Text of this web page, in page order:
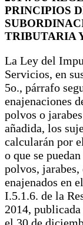
PRINCIPIOS
TRIBUTARIA
La Ley del
Servicios, en
5o., párrafo
enajenaciones
polvos o
añadida, los
calcularán por
o que se
polvos, jarabes,
enajenados en
I.5.1.6. de la
2014,